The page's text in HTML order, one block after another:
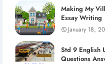
Making My
Essay Writing
January 18,
Std 9 English
Questions